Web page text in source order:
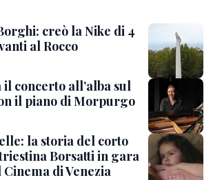
creò la Nike di 4
al Rocco
concerto all’alba sul
il piano di Morpurgo
la storia del corto
Borsatti in gara
di Venezia